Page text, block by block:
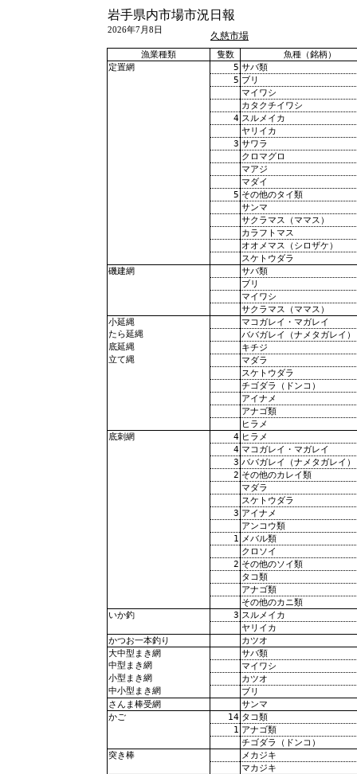
岩手県内市場市況日報
2026年7月8日
久慈市場
漁業種類 隻数
魚種（銘柄）
定置網
5 サバ類
5 ブリ
マイワシ
カタクチイワシ
4 スルメイカ
ヤリイカ
3 サワラ
クロマグロ
マアジ
マダイ
5 その他のタイ類
サンマ
サクラマス（ママス）
カラフトマス
オオメマス（シロザケ）
スケトウダラ
磯建網
サバ類
ブリ
マイワシ
サクラマス（ママス）
小延縄 マコガレイ・マガレイ
たら延縄 ババガレイ（ナメタガレイ）
底延縄 キチジ
立て縄
マダラ
スケトウダラ
チゴダラ（ドンコ）
アイナメ
アナゴ類
ヒラメ
底刺網 4 ヒラメ
4 マコガレイ・マガレイ
3 ババガレイ（ナメタガレイ）
2 その他のカレイ類
マダラ
スケトウダラ
3 アイナメ
アンコウ類
1 メバル類
クロソイ
2 その他のソイ類
タコ類
アナゴ類
その他のカニ類
いか釣 3 スルメイカ
ヤリイカ
かつお一本釣り カツオ
大中型まき網 サバ類
中型まき網 マイワシ
小型まき網 カツオ
中小型まき網 ブリ
さんま棒受網 サンマ
かご 14 タコ類
1 アナゴ類
チゴダラ（ドンコ）
突き棒
メカジキ
マカジキ